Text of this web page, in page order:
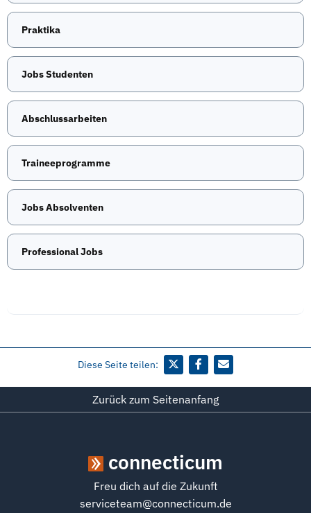
Praktika
Jobs Studenten
Abschlussarbeiten
Traineeprogramme
Jobs Absolventen
Professional Jobs
Diese Seite teilen:
Zurück zum Seitenanfang
connecticum
Freu dich auf die Zukunft
serviceteam@connecticum.de